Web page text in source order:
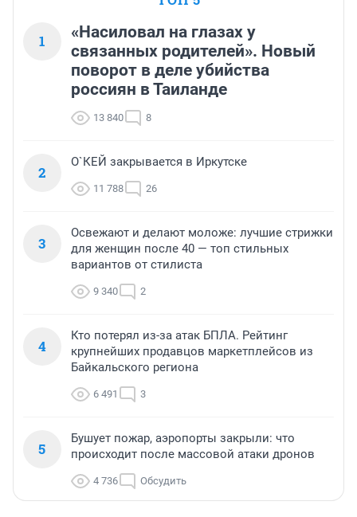
1
«Насиловал на глазах у
связанных родителей». Новый
поворот в деле убийства
россиян в Таиланде
13 840 8
2
О`КЕЙ закрывается в Иркутске
11 788 26
3
Освежают и делают моложе: лучшие стрижки
для женщин после 40 — топ стильных
вариантов от стилиста
9 340 2
4
Кто потерял из-за атак БПЛА. Рейтинг
крупнейших продавцов маркетплейсов из
Байкальского региона
6 491 3
5
Бушует пожар, аэропорты закрыли: что
происходит после массовой атаки дронов
4 736 Обсудить